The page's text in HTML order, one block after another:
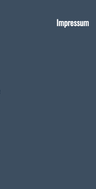
Impressum